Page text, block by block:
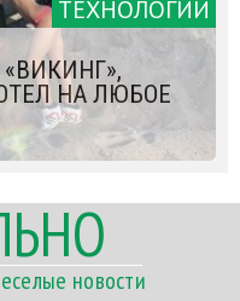
ТЕХНОЛОГИИ
НА ЛЮБОЕ
новости